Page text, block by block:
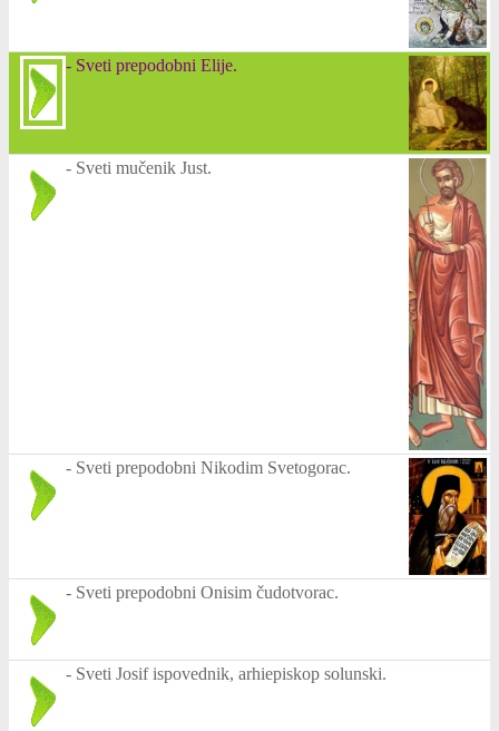
- Sveti prepodobni Elije.
- Sveti mučenik Just.
- Sveti prepodobni Nikodim Svetogorac.
- Sveti prepodobni Onisim čudotvorac.
- Sveti Josif ispovednik, arhiepiskop solunski.